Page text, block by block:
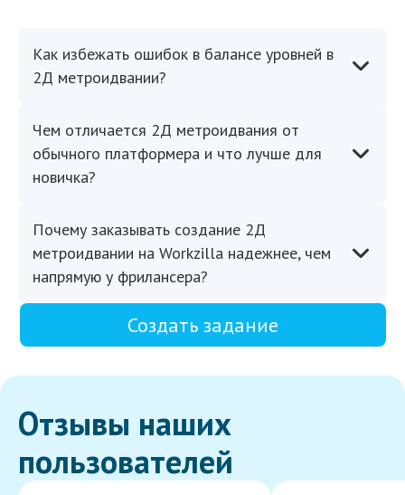
Как избежать ошибок в балансе уровней в
2Д метроидвании?
Чем отличается 2Д метроидвания от
обычного платформера и что лучше для
новичка?
Почему заказывать создание 2Д
метроидвании на Workzilla надежнее, чем
напрямую у фрилансера?
Создать задание
Отзывы наших
пользователей